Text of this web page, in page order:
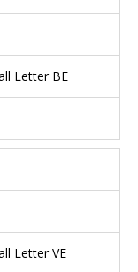
Letter BE
Letter VE